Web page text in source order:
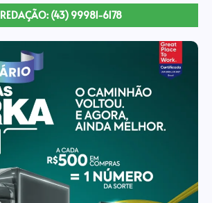
REDAÇÃO: (43) 99981-6178